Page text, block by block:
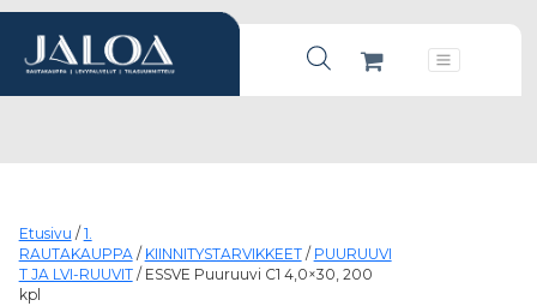
Products search
Päävalikko
Etusivu / 1.
RAUTAKAUPPA/ KIINNITYSTARVIKKEET/ PUURUUVI
T JA LVI-RUUVIT/ ESSVE Puuruuvi C1 4,0×30, 200
kpl